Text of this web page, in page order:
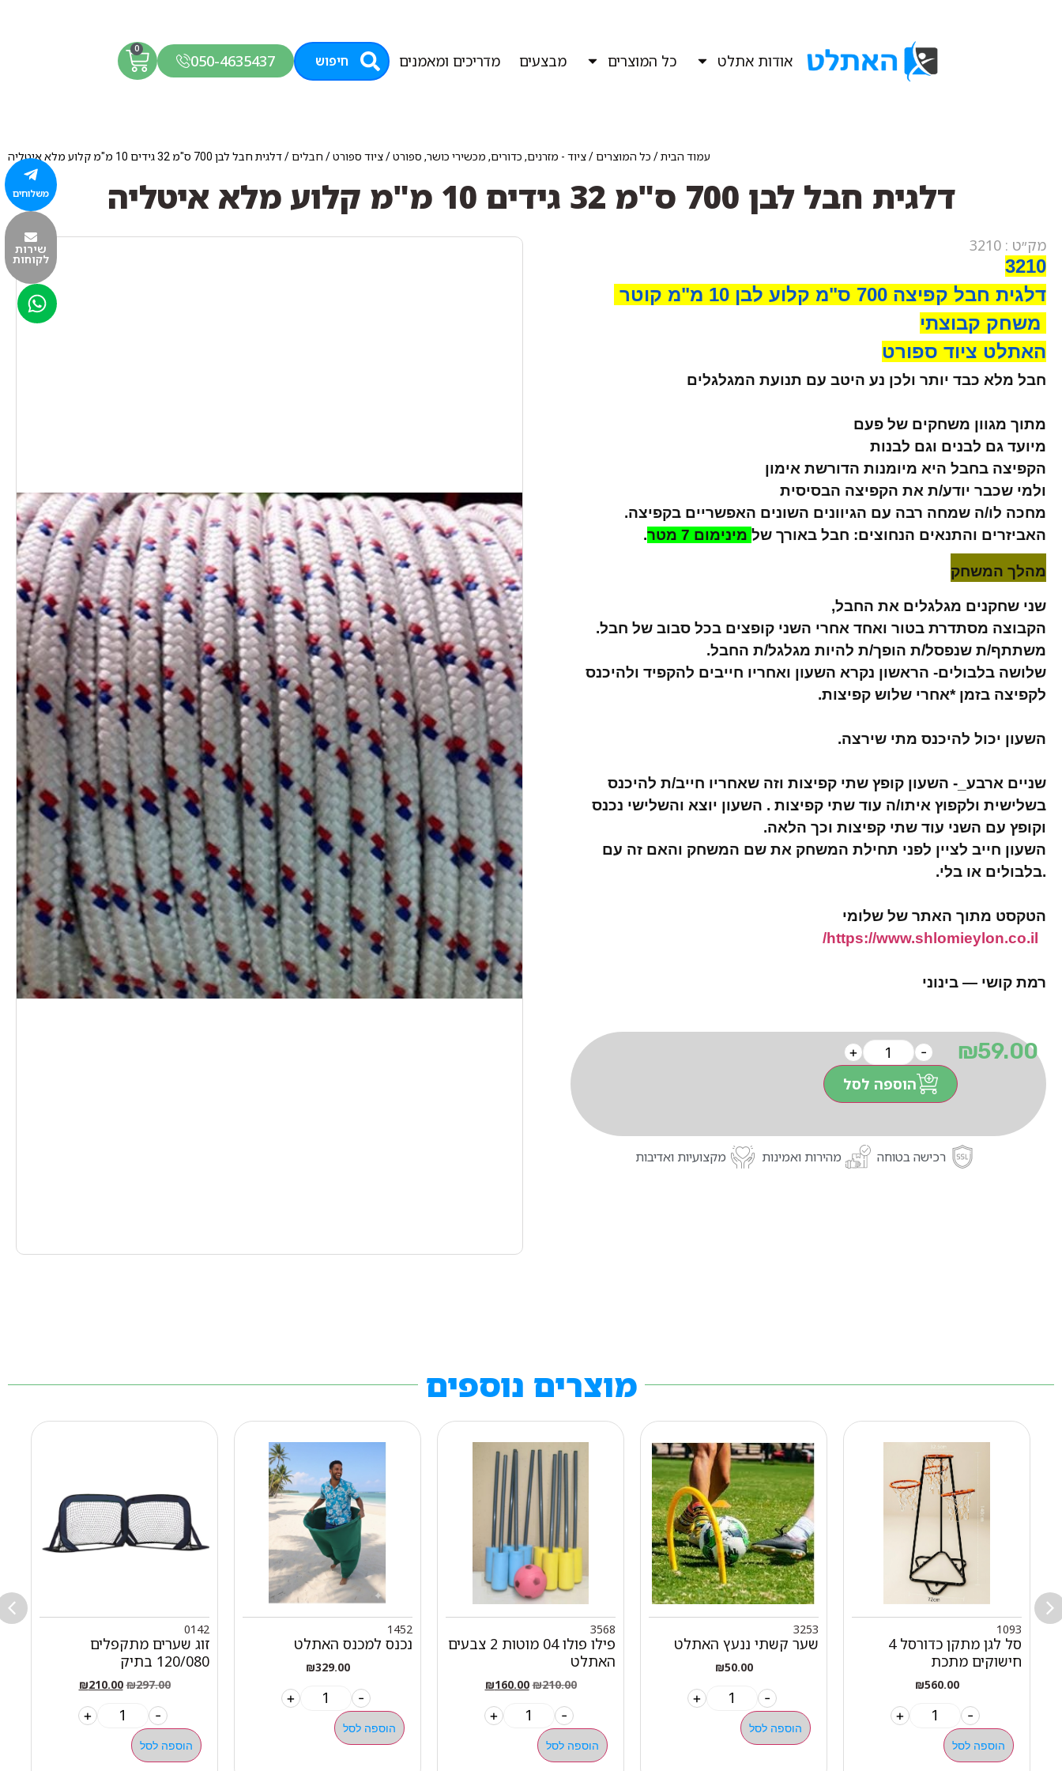
אודות אתלט כל המוצרים מבצעים מדריכים ומאמנים חיפוש 050-4635437
0
עמוד הבית/ כל המוצרים /ציוד - מזרנים, כדורים, מכשירי כושר, ספורט/ציוד ספורט/ חבלים / דלגית חבל לבן 700 ס"מ 32 גידים 10 מ"מ קלוע מלא איטליה
דלגית חבל לבן 700 ס"מ 32 גידים 10 מ"מ קלוע מלא איטליה
מק״ט : 3210
3210
דלגית חבל קפיצה 700 ס"מ קלוע לבן 10 מ"מ קוטר
משחק קבוצתי
האתלט ציוד ספורט
חבל מלא כבד יותר ולכן נע היטב עם תנועת המגלגלים
מתוך מגוון משחקים של פעם
מיועד גם לבנים וגם לבנות
הקפיצה בחבל היא מיומנות הדורשת אימון
ולמי שכבר יודע/ת את הקפיצה הבסיסית
מחכה לו/ה שמחה רבה עם הגיוונים השונים האפשריים בקפיצה.
האביזרים והתנאים הנחוצים: חבל באורך של מינימום 7 מטר .
מהלך המשחק
שני שחקנים מגלגלים את החבל,
הקבוצה מסתדרת בטור ואחד אחרי השני קופצים בכל סבוב של חבל.
משתתף/ת שנפסל/ת הופך/ת להיות מגלגל/ת החבל.
שלושה בלבולים- הראשון נקרא השעון ואחריו חייבים להקפיד ולהיכנס
לקפיצה בזמן *אחרי שלוש קפיצות.
השעון יכול להיכנס מתי שירצה.
שניים ארבע_- השעון קופץ שתי קפיצות וזה שאחריו חייב/ת להיכנס
בשלישית ולקפוץ איתו/ה עוד שתי קפיצות . השעון יוצא והשלישי נכנס
וקופץ עם השני עוד שתי קפיצות וכך הלאה.
השעון חייב לציין לפני תחילת המשחק את שם המשחק והאם זה עם
.בלבולים או בלי.
הטקסט מתוך האתר של שלומי
https://www.shlomieylon.co.il/
רמת קושי — בינוני
₪59.00
-
+
הוספה לסל
רכישה בטוחה מהירות ואמינות מקצועיות ואדיבות
מוצרים נוספים
1093
סל לגן מתקן כדורסל 4
חישוקים מתכת
₪560.00
-
+
הוספה לסל
3253
שער קשתי ננעץ האתלט
₪50.00
-
+
הוספה לסל
3568
פילו פולו 04 מוטות 2 צבעים
האתלט
₪210.00
₪160.00
-
+
הוספה לסל
1452
נכנס למכנס האתלט
₪329.00
-
+
הוספה לסל
0142
זוג שערים מתקפלים
120/080 בתיק
₪297.00
₪210.00
-
+
הוספה לסל
משלוחים
שירות
לקוחות